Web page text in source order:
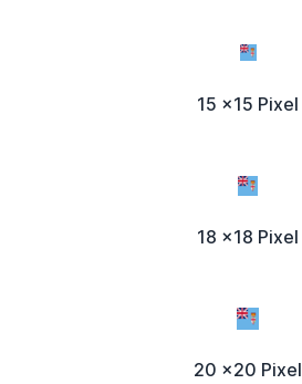
15 x15 Pixel
18 x18 Pixel
20 x20 Pixel